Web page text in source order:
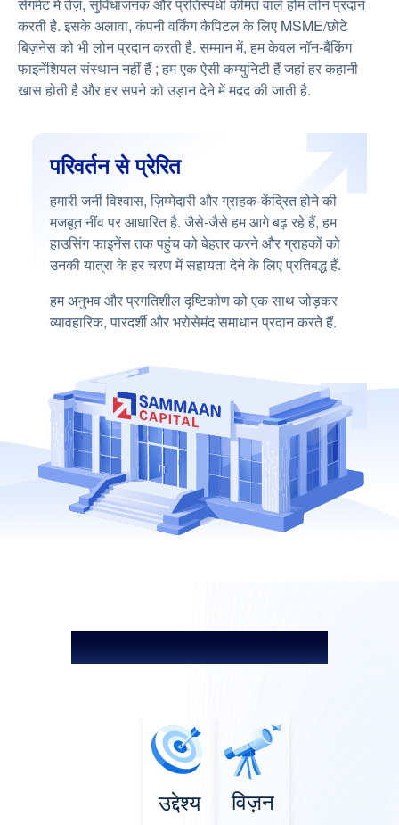
सेगमेंट में तेज़, सुविधाजनक और प्रतिस्पर्धी कीमत वाले होम लोन प्रदान
करती है. इसके अलावा, कंपनी वर्किंग कैपिटल के लिए MSME/छोटे
बिज़नेस को भी लोन प्रदान करती है. सम्मान में, हम केवल नॉन-बैंकिंग
फाइनेंशियल संस्थान नहीं हैं ; हम एक ऐसी कम्युनिटी हैं जहां हर कहानी
खास होती है और हर सपने को उड़ान देने में मदद की जाती है.
परिवर्तन से प्रेरित
हमारी जर्नी विश्वास, ज़िम्मेदारी और ग्राहक-केंद्रित होने की
मजबूत नींव पर आधारित है. जैसे-जैसे हम आगे बढ़ रहे हैं, हम
हाउसिंग फाइनेंस तक पहुंच को बेहतर करने और ग्राहकों को
उनकी यात्रा के हर चरण में सहायता देने के लिए प्रतिबद्ध हैं.
हम अनुभव और प्रगतिशील दृष्टिकोण को एक साथ जोड़कर
व्यावहारिक, पारदर्शी और भरोसेमंद समाधान प्रदान करते हैं.
हमारा मिशन और विज़न
उद्देश्य विज़न